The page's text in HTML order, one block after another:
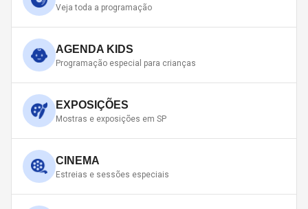
Veja toda a programação
AGENDA KIDS
Programação especial para crianças
EXPOSIÇÕES
Mostras e exposições em SP
CINEMA
Estreias e sessões especiais